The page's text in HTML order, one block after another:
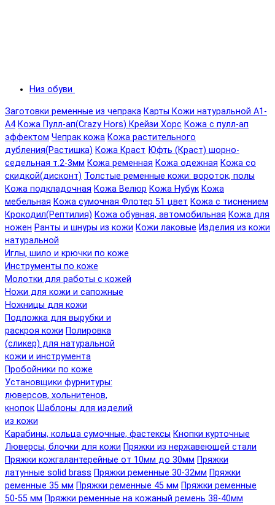
Низ обуви
Заготовки ременные из чепрака Карты Кожи натуральной А1-
А4 Кожа Пулл-ап(Crazy Hors) Крейзи Хорс Кожа с пулл-ап
эффектом Чепрак кожа Кожа растительного
дубления(Растишка) Кожа Краст Юфть (Краст) шорно-
седельная т.2-3мм Кожа ременная Кожа одежная Кожа со
скидкой(дисконт) Толстые ременные кожи: вороток, полы
Кожа подкладочная Кожа Велюр Кожа Нубук Кожа
мебельная Кожа сумочная Флотер 51 цвет Кожа с тиснением
Крокодил(Рептилия) Кожа обувная, автомобильная Кожа для
ножен Ранты и шнуры из кожи Кожи лаковые Изделия из кожи
натуральной
Иглы, шило и крючки по коже
Инструменты по коже
Молотки для работы с кожей
Ножи для кожи и сапожные
Ножницы для кожи
Подложка для вырубки и
раскроя кожи Полировка
(сликер) для натуральной
кожи и инструмента
Пробойники по коже
Установщики фурнитуры:
люверсов, хольнитенов,
кнопок Шаблоны для изделий
из кожи
Карабины, кольца сумочные, фастексы Кнопки курточные
Люверсы, блочки для кожи Пряжки из нержавеющей стали
Пряжки кожгалантерейные от 10мм до 30мм Пряжки
латунные solid brass Пряжки ременные 30-32мм Пряжки
ременные 35 мм Пряжки ременные 45 мм Пряжки ременные
50-55 мм Пряжки ременные на кожаный ремень 38-40мм